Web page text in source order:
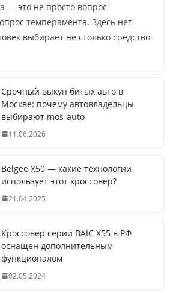
— это не просто вопрос
темперамента. Здесь нет
выбирает не столько средство
Срочный выкуп битых авто в
Москве: почему автовладельцы
выбирают mos-auto
11.06.2026
Belgee X50 — какие технологии
использует этот кроссовер?
21.04.2025
Кроссовер серии BAIC X55 в РФ
оснащен дополнительным
функционалом
02.05.2024